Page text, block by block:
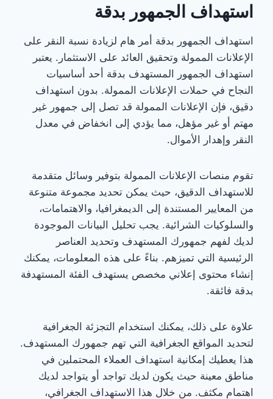
استهداف الجمهور بدقة
استهداف الجمهور بدقة أمر هام لزيادة نسبة النقر على
الإعلانات الممولة وتحقيق العائد على الاستثمار. يعتبر
استهداف الجمهور المستهدف بدقة أحد أساسيات
النجاح في حملات الإعلانات الممولة. بدون استهداف
دقيق، فإن الإعلانات الممولة قد تصل إلى جمهور غير
مهتم أو غير مؤهل، مما يؤدي إلى انخفاض في معدل
النقر وإهدار الأموال.
تقوم منصات الإعلانات الممولة بتوفير وسائل متقدمة
للاستهداف الدقيق، حيث يمكن تحديد مجموعة متنوعة
من المعايير المستندة إلى الديمغرافيا، والاهتمامات،
والسلوكيات الشرائية. يجب تحليل البيانات الموجودة
لديك لفهم جمهورك المستهدف وتحديد العناصر
الرئيسية التي تميزهم. بناءً على هذه المعلومات، يمكنك
إنشاء محتوى إعلاني مخصص يستهدف الفئة المستهدفة
بدقة فائقة.
علاوة على ذلك، يمكنك استخدام التجزئة الجغرافية
لتحديد المواقع الجغرافية التي تهم جمهورك المستهدف.
هذا يعطيك إمكانية استهداف العملاء المحتملين في
مناطق معينة حيث يكون لديك تواجد أو يتواجد لديك
اهتمام مكثف. من خلال هذا الاستهداف الجغرافي،